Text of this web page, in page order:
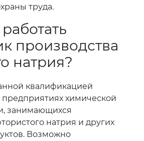
труда.
производства
натрия?
квалификацией
химической
занимающихся
натрия и других
Возможно